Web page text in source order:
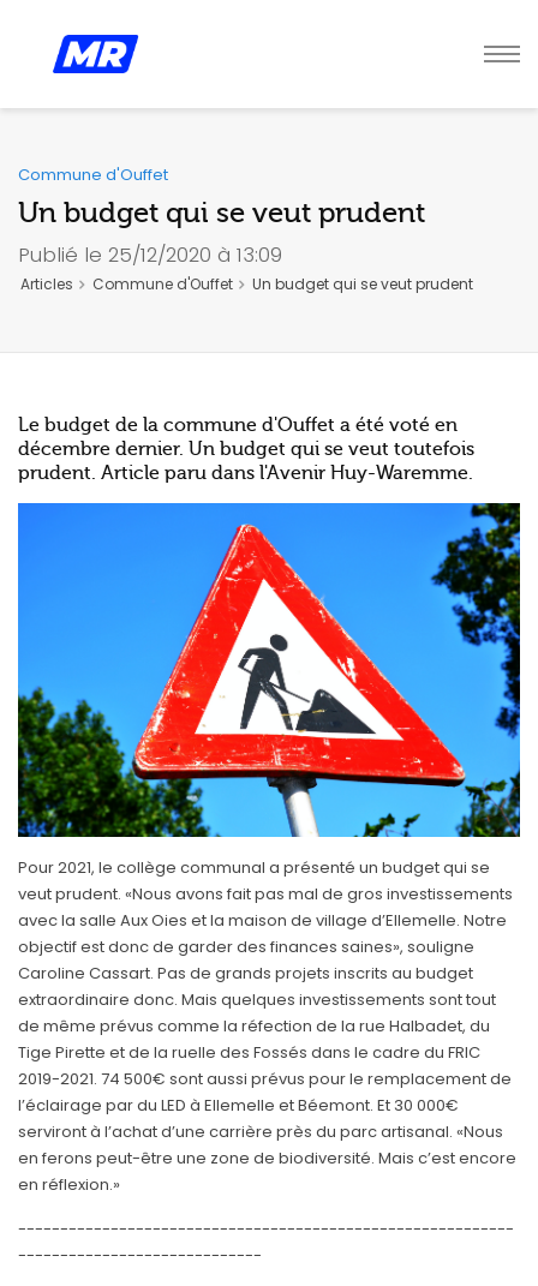
Commune d'Ouffet
Un budget qui se veut prudent
Publié le 25/12/2020 à 13:09
Articles Commune d'Ouffet Un budget qui se veut prudent
Le budget de la commune d'Ouffet a été voté en
décembre dernier. Un budget qui se veut toutefois
prudent. Article paru dans l'Avenir Huy-Waremme.
Pour 2021, le collège communal a présenté un budget qui se
veut prudent. «Nous avons fait pas mal de gros investissements
avec la salle Aux Oies et la maison de village d’Ellemelle. Notre
objectif est donc de garder des finances saines», souligne
Caroline Cassart. Pas de grands projets inscrits au budget
extraordinaire donc. Mais quelques investissements sont tout
de même prévus comme la réfection de la rue Halbadet, du
Tige Pirette et de la ruelle des Fossés dans le cadre du FRIC
2019-2021. 74 500€ sont aussi prévus pour le remplacement de
l’éclairage par du LED à Ellemelle et Béemont. Et 30 000€
serviront à l’achat d’une carrière près du parc artisanal. «Nous
en ferons peut-être une zone de biodiversité. Mais c’est encore
en réflexion.»
-----------------------------------------------------------
-----------------------------